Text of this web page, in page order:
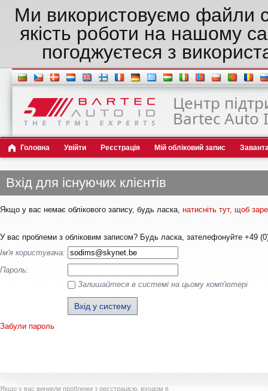
Ми використовуємо файли
якість роботи на нашому
погоджуєтеся з
Центр
Bartec Auto
Головна Увійти Реєстрація Мій обліковий запис
Вхід для існуючих клієнтів
Якщо у вас немає облікового запису, будь ласка, натисніть тут, щоб
У вас проблеми з обліковим записом? Будь ласка, зателефонуйте +49
Ім'я користувача:
Пароль:
Залишайтеся в системі на цьому комп'ютері
Забули пароль
Якщо у вас виникли проблеми з реєстрацією, входом в